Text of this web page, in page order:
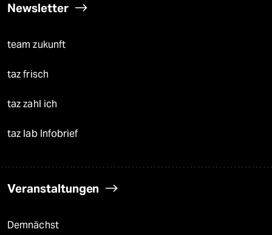
Newsletter
team zukunft
taz frisch
taz zahl ich
taz lab Infobrief
Veranstaltungen
Demnächst